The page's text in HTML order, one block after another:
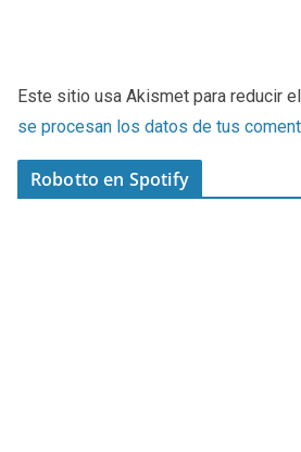
Este sitio usa Akismet para reducir
se procesan los datos de tus
Robotto en Spotify